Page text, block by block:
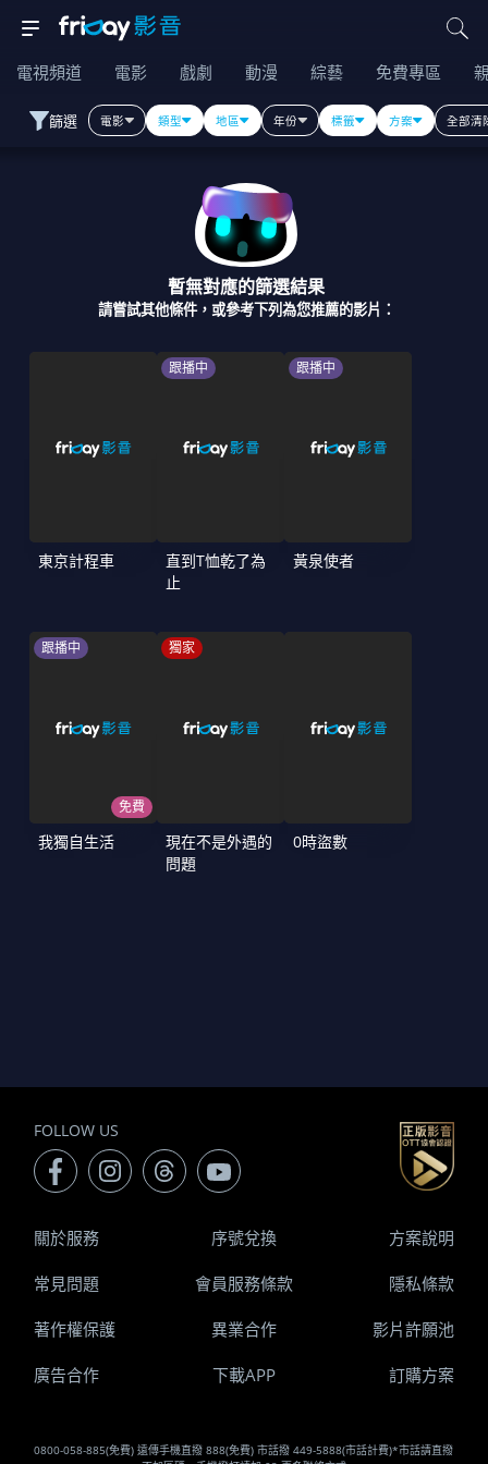
電視頻道 電影 戲劇 動漫 綜藝 免費專區
篩選 電影 類型 地區 年份 標籤 方案 全部清
暫無對應的篩選結果
請嘗試其他條件，或參考下列為您推薦的影片：
東京計程車
跟播中
直到T恤乾了為
止
跟播中
黃泉使者
跟播中
免費
我獨自生活
獨家
現在不是外遇的
問題
0時盜數
FOLLOW US
0800-058-885(免費) 遠傳手機直撥 888(免費) 市話撥 449-5888(市話計費)*市話請直撥
關於服務 序號兌換 方案說明
常見問題 會員服務條款 隱私條款
著作權保護 異業合作 影片許願池
廣告合作 下載APP 訂購方案